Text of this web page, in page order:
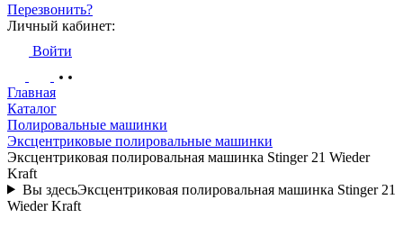
Перезвонить?
Личный кабинет:
Войти
Главная
Каталог
Полировальные машинки
Эксцентриковые полировальные машинки
Эксцентриковая полировальная машинка Stinger 21 Wieder
Kraft
Вы здесьЭксцентриковая полировальная машинка Stinger 21
Wieder Kraft